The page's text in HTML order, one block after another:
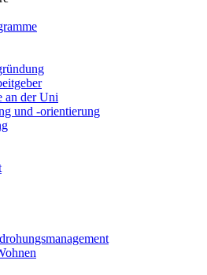
an der Uni
und -orientierung